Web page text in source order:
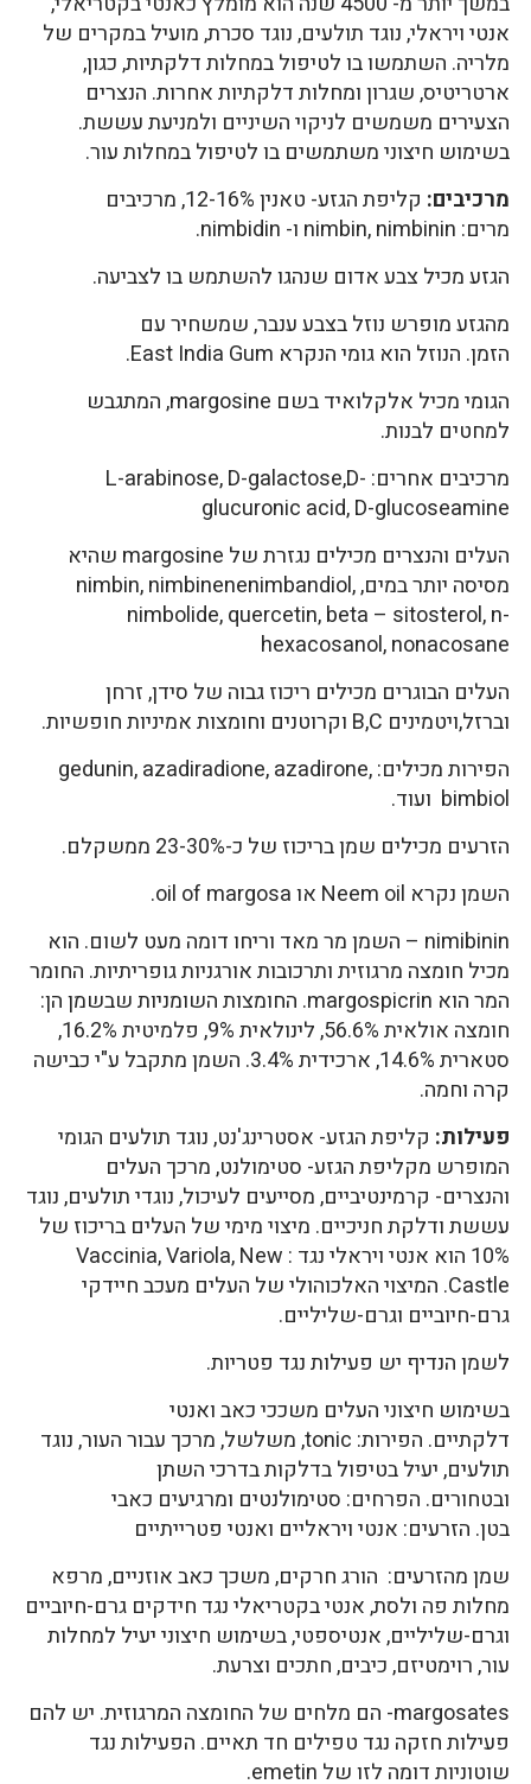
אנטי ויראלי, נוגד תולעים, נוגד סכרת, מועיל במקרים של
מלריה. השתמשו בו לטיפול במחלות דלקתיות, כגון,
ארטריטיס, שגרון ומחלות דלקתיות אחרות. הנצרים
הצעירים משמשים לניקוי השיניים ולמניעת עששת.
בשימוש חיצוני משתמשים בו לטיפול במחלות עור.
מרכיבים:
קליפת הגזע- טאנין 12-16%, מרכיבים
מרים: nimbin, nimbinin ו- nimbidin.
הגזע מכיל צבע אדום שנהגו להשתמש בו לצביעה.
מהגזע מופרש נוזל בצבע ענבר, שמשחיר עם
הזמן. הנוזל הוא גומי הנקרא East India Gum.
הגומי מכיל אלקלואיד בשם margosine, המתגבש
למחטים לבנות.
מרכיבים אחרים: L-arabinose, D-galactose,D-
glucuronic acid, D-glucoseamine
העלים והנצרים מכילים נגזרת של margosine שהיא
מסיסה יותר במים, nimbin, nimbinenenimbandiol,
nimbolide, quercetin, beta – sitosterol, n-
hexacosanol, nonacosane
העלים הבוגרים מכילים ריכוז גבוה של סידן, זרחן
וברזל,ויטמינים B,C וקרוטנים וחומצות אמיניות חופשיות.
הפירות מכילים: gedunin, azadiradione, azadirone,
bimbiol ועוד.
הזרעים מכילים שמן בריכוז של כ-23-30% ממשקלם.
השמן נקרא Neem oil או oil of margosa.
nimibinin – השמן מר מאד וריחו דומה מעט לשום. הוא
מכיל חומצה מרגוזית ותרכובות אורגניות גופריתיות. החומר
המר הוא margospicrin. החומצות השומניות שבשמן הן:
חומצה אולאית 56.6%, לינולאית 9%, פלמיטית 16.2%,
סטארית 14.6%, ארכידית 3.4%. השמן מתקבל ע"י כבישה
קרה וחמה.
פעילות: קליפת הגזע- אסטרינג'נט, נוגד תולעים הגומי
המופרש מקליפת הגזע- סטימולנט, מרכך העלים
והנצרים- קרמינטיביים, מסייעים לעיכול, נוגדי תולעים, נוגד
עששת ודלקת חניכיים. מיצוי מימי של העלים בריכוז של
10% הוא אנטי ויראלי נגד : Vaccinia, Variola, New
Castle. המיצוי האלכוהולי של העלים מעכב חיידקי
גרם-חיוביים וגרם-שליליים.
לשמן הנדיף יש פעילות נגד פטריות.
בשימוש חיצוני העלים משככי כאב ואנטי
דלקתיים. הפירות: tonic, משלשל, מרכך עבור העור, נוגד
תולעים, יעיל בטיפול בדלקות בדרכי השתן
ובטחורים. הפרחים: סטימולנטים ומרגיעים כאבי
בטן. הזרעים: אנטי ויראליים ואנטי פטרייתיים
שמן מהזרעים: הורג חרקים, משכך כאב אוזניים, מרפא
מחלות פה ולסת, אנטי בקטריאלי נגד חידקים גרם-חיוביים
וגרם-שליליים, אנטיספטי, בשימוש חיצוני יעיל למחלות
עור, רוימטיזם, כיבים, חתכים וצרעת.
margosates- הם מלחים של החומצה המרגוזית. יש להם
פעילות חזקה נגד טפילים חד תאיים. הפעילות נגד
שוטוניות דומה לזו של emetin.